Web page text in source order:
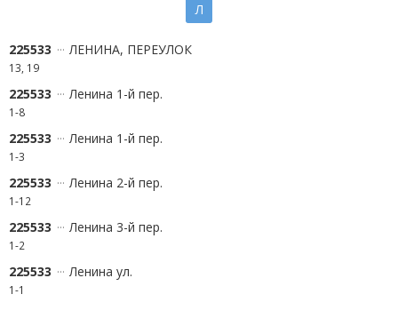
Л
225533 ЛЕНИНА, ПЕРЕУЛОК
13, 19
225533 Ленина 1-й пер.
1-8
225533 Ленина 1-й пер.
1-3
225533 Ленина 2-й пер.
1-12
225533 Ленина 3-й пер.
1-2
225533 Ленина ул.
1-1